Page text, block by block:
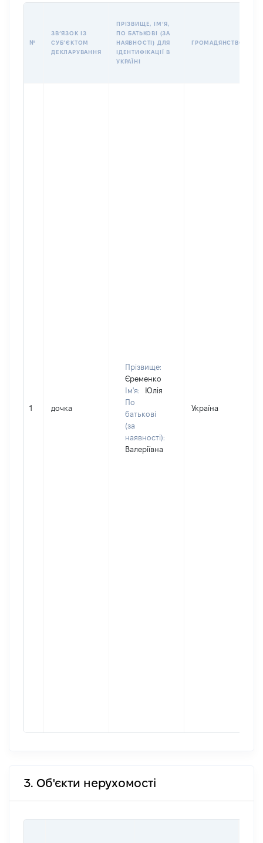
№
ЗВʼЯЗОК ІЗ
СУБʼЄКТОМ
ДЕКЛАРУВАННЯ
ПРІЗВИЩЕ, ІМʼЯ,
ПО БАТЬКОВІ (ЗА
НАЯВНОСТІ) ДЛЯ
ІДЕНТИФІКАЦІЇ В
УКРАЇНІ
ГРОМАДЯНСТВО
1 дочка
Прізвище:
Єременко
Ім'я:
Юлія
По
батькові
(за
наявності):
Валеріївна
Україна
3. Об'єкти нерухомості